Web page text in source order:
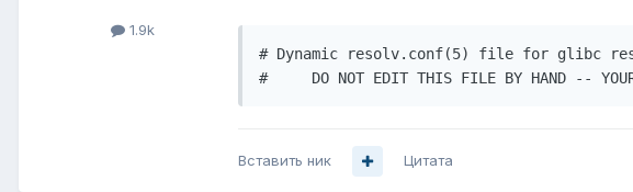
1.9k
# Dynamic resolv.conf(5) file for glibc
#     DO NOT EDIT THIS FILE BY HAND -- YOUR
Вставить ник Цитата